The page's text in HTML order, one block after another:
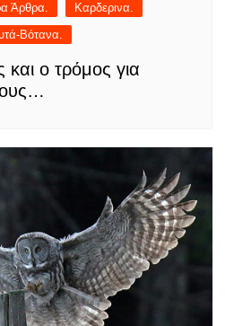
Άρθρα.
Καρδερινα.
Βότανα.
ο τρόμος για